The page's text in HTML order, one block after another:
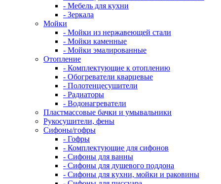
- Мебель для кухни
- Зеркала
Мойки
- Мойки из нержавеющей стали
- Мойки каменные
- Мойки эмалированные
Отопление
- Комплектующие к отоплению
- Обогреватели кварцевые
- Полотенцесушители
- Радиаторы
- Водонагреватели
Пластмассовые бачки и умывальники
Рукосушители, фены
Сифоны/гофры
- Гофры
- Комплектующие для сифонов
- Сифоны для ванны
- Сифоны для душевого поддона
- Сифоны для кухни, мойки и раковины